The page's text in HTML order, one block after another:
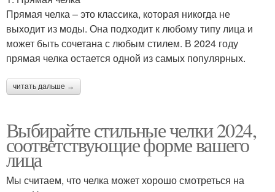
Прямая челка – это классика, которая никогда не
выходит из моды. Она подходит к любому типу лица и
может быть сочетана с любым стилем. В 2024 году
прямая челка остается одной из самых популярных.
читать дальше →
Выбирайте стильные челки 2024,
соответствующие форме вашего
лица
Мы считаем, что челка может хорошо смотреться на